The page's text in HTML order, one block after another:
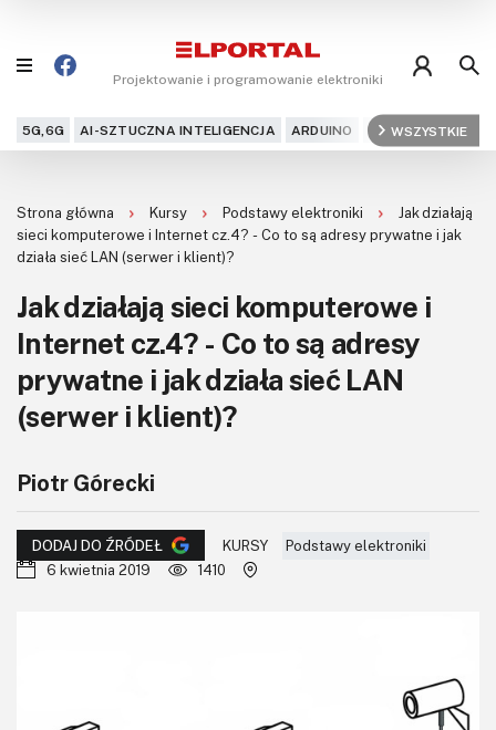
Projektowanie i programowanie elektroniki
5G,6G AI-SZTUCZNA INTELIGENCJA ARDUINO ARM AUDIO
WSZYSTKIE
Projekty
DIY+
Czytelnia
KITy AVT
Kontakt
Strona główna Kursy Podstawy elektroniki
Jak działają
sieci komputerowe i Internet cz.4? - Co to są adresy prywatne i jak
działa sieć LAN (serwer i klient)?
Jak działają sieci komputerowe i
Internet cz.4? - Co to są adresy
prywatne i jak działa sieć LAN
(serwer i klient)?
Piotr Górecki
DODAJ DO ŹRÓDEŁ KURSY
Podstawy elektroniki
6 kwietnia 2019
1410